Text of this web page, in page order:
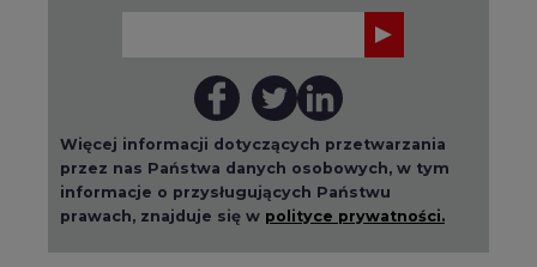
Więcej informacji dotyczących przetwarzania
przez nas Państwa danych osobowych, w tym
informacje o przysługujących Państwu
prawach, znajduje się w polityce prywatności.